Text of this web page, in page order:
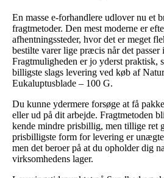
En masse e-forhandlere udlover nu et
fragtmetoder. Den mest moderne er
afhentningssteder, hvor det er meget
bestilte varer lige præcis når det passer
Fragtmuligheden er jo yderst praktisk,
billigste slags levering ved køb af
Eukaluptusblade – 100 G.
Du kunne ydermere forsøge at få
eller ud på dit arbejde. Fragtmetoden
kende mindre prisbillig, men tillige ret
prisbilligste form for levering er
men det beroer på at du opholder dig
virksomhedens lager.